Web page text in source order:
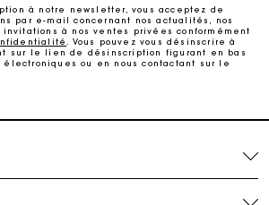
cadeau parfait
offerte sous 2 à 3 jours ouvrés.
à notre newsletter, vous acceptez de
par e-mail concernant nos actualités, nos
à nos ventes privées conformément
. Vous pouvez vous désinscrire à
sur le lien de désinscription figurant en bas
électroniques ou en nous contactant sur le